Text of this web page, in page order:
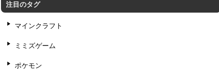
注目のタグ
マインクラフト
ミミズゲーム
ポケモン